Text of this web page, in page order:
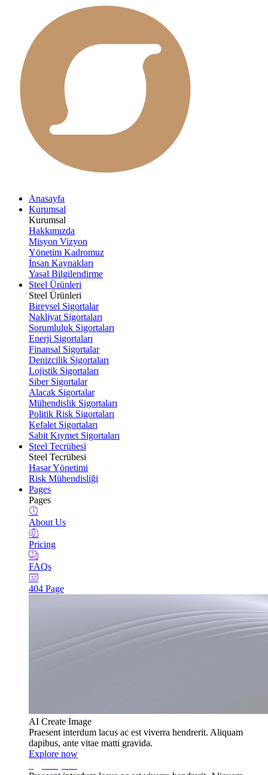
Anasayfa
Kurumsal
Kurumsal
Hakkımızda
Misyon Vizyon
Yönetim Kadromuz
İnsan Kaynakları
Yasal Bilgilendirme
Steel Ürünleri
Steel Ürünleri
Bireysel Sigortalar
Nakliyat Sigortaları
Sorumluluk Sigortaları
Enerji Sigortaları
Finansal Sigortalar
Denizcilik Sigortaları
Lojistik Sigortaları
Siber Sigortalar
Alacak Sigortalar
Mühendislik Sigortaları
Politik Risk Sigortaları
Kefalet Sigortaları
Sabit Kıymet Sigortaları
Steel Tecrübesi
Steel Tecrübesi
Hasar Yönetimi
Risk Mühendisliği
Pages
Pages
About Us
Pricing
FAQs
404 Page
AI Create Image
Praesent interdum lacus ac est viverra hendrerit. Aliquam
dapibus, ante vitae matti gravida.
Explore now